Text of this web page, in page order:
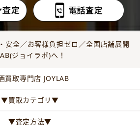
安全／お客様負担ゼロ／全国店舗展開
ジョイラボ)へ！
買取専門店 JOYLAB
▼買取カテゴリ▼
▼査定方法▼